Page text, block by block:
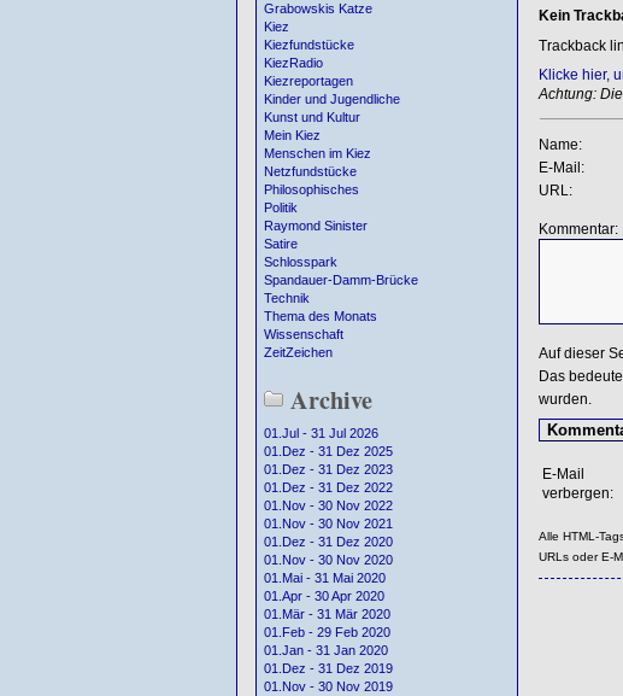
Grabowskis Katze
Kiez
Kiezfundstücke
KiezRadio
Kiezreportagen
Kinder und Jugendliche
Kunst und Kultur
Mein Kiez
Menschen im Kiez
Netzfundstücke
Philosophisches
Politik
Raymond Sinister
Satire
Schlosspark
Spandauer-Damm-Brücke
Technik
Thema des Monats
Wissenschaft
ZeitZeichen
Archive
01.Jul - 31 Jul 2026
01.Dez - 31 Dez 2025
01.Dez - 31 Dez 2023
01.Dez - 31 Dez 2022
01.Nov - 30 Nov 2022
01.Nov - 30 Nov 2021
01.Dez - 31 Dez 2020
01.Nov - 30 Nov 2020
01.Mai - 31 Mai 2020
01.Apr - 30 Apr 2020
01.Mär - 31 Mär 2020
01.Feb - 29 Feb 2020
01.Jan - 31 Jan 2020
01.Dez - 31 Dez 2019
01.Nov - 30 Nov 2019
Kein
Trackback
Klicke hier,
Achtung:
Name:
E-Mail:
URL:
Kommentar:
Auf dieser
Das
wurden.
E-Mail
verbergen:
Alle HTML-
URLs oder E-